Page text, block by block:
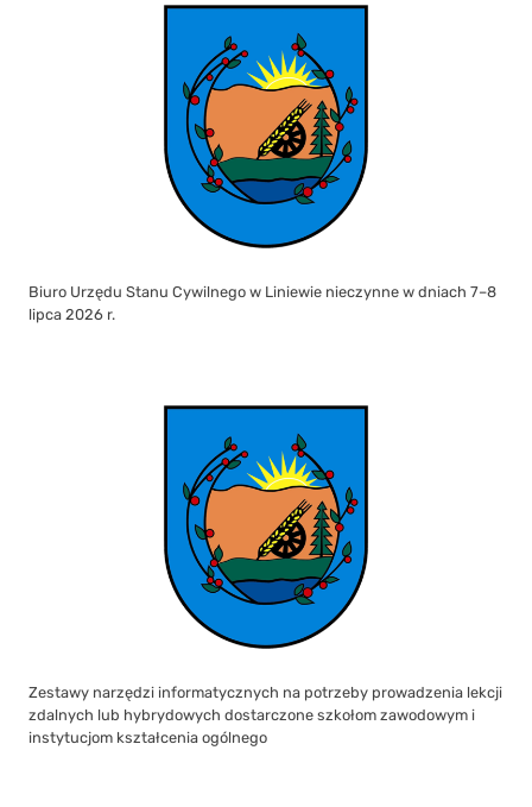
Biuro Urzędu Stanu Cywilnego w Liniewie nieczynne w dniach 7–8
Zestawy narzędzi informatycznych na potrzeby prowadzenia lekcji
zdalnych lub hybrydowych dostarczone szkołom zawodowym i
instytucjom kształcenia ogólnego